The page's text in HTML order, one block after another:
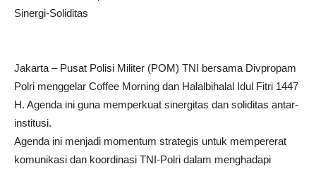
Sinergi-Soliditas
Jakarta – Pusat Polisi Militer (POM) TNI bersama Divpropam
Polri menggelar Coffee Morning dan Halalbihalal Idul Fitri 1447
H. Agenda ini guna memperkuat sinergitas dan soliditas antar-
institusi.
Agenda ini menjadi momentum strategis untuk mempererat
komunikasi dan koordinasi TNI-Polri dalam menghadapi